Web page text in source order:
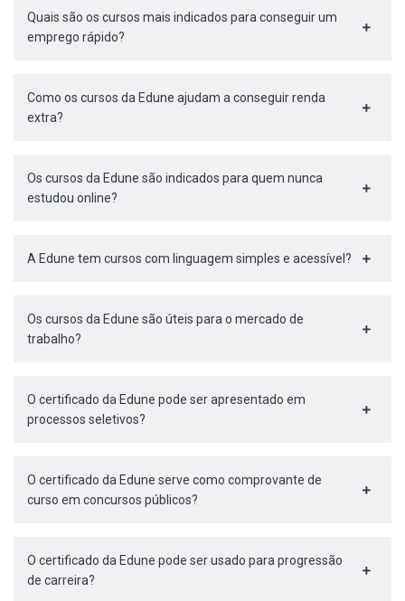
Quais são os cursos mais indicados para conseguir um
emprego rápido?
Como os cursos da Edune ajudam a conseguir renda
extra?
Os cursos da Edune são indicados para quem nunca
estudou online?
A Edune tem cursos com linguagem simples e acessível?
Os cursos da Edune são úteis para o mercado de
trabalho?
O certificado da Edune pode ser apresentado em
processos seletivos?
O certificado da Edune serve como comprovante de
curso em concursos públicos?
O certificado da Edune pode ser usado para progressão
de carreira?